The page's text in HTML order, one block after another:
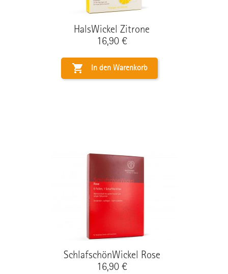
HalsWickel Zitrone
Preis
16,90 €
 In den Warenkorb
SchlafschönWickel Rose
Preis
16,90 €